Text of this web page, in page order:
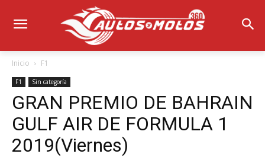
Inicio F1
F1 Sin categoría
GRAN PREMIO DE BAHRAIN
GULF AIR DE FORMULA 1
2019(Viernes)